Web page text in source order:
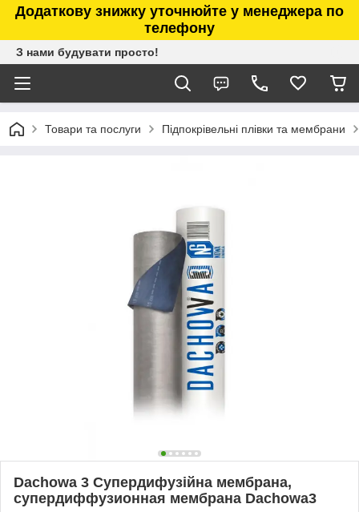
Додаткову знижку уточнюйте у менеджера по
телефону
З нами будувати просто!
Товари та послуги Підпокрівельні плівки та мембрани
Dachowa 3 Супердифузійна мембрана,
супердиффузионная мембрана Dachowa3